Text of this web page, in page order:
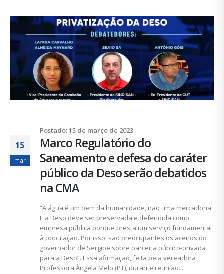
Postado: 15 de março de 2023
15
mar
Marco Regulatório do
Saneamento e defesa do caráter
público da Deso serão debatidos
na CMA
“A água é um bem da humanidade, não uma mercadoria.
E a Deso deve ser preservada e defendida como
empresa pública porque presta um serviço fundamental
à população. Por isso, são preocupantes os acenos do
governador de Sergipe sobre parceria público-privada
para a Deso”. Essa afirmação, feita pela vereadora
Professora Ângela Melo (PT), durante reunião...